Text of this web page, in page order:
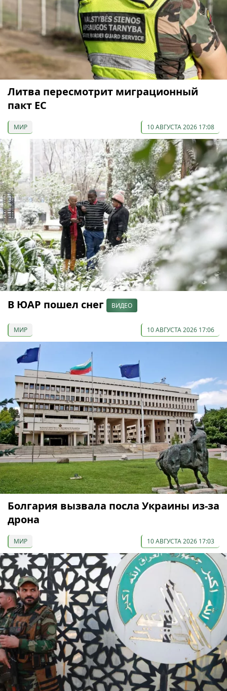
Литва пересмотрит миграционный
пакт ЕС
МИР 10 АВГУСТА 2026 17:08
В ЮАР пошел снег ВИДЕО
МИР 10 АВГУСТА 2026 17:06
Болгария вызвала посла Украины из-за
дрона
МИР 10 АВГУСТА 2026 17:03